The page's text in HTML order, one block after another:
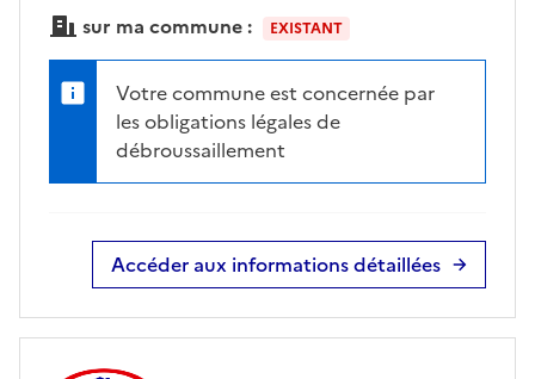
sur ma commune : EXISTANT
Votre commune est concernée par
les obligations légales de
débroussaillement
Accéder aux informations détaillées